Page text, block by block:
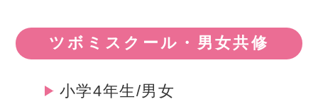
ツボミスクール・男女共修
小学4年生/男女